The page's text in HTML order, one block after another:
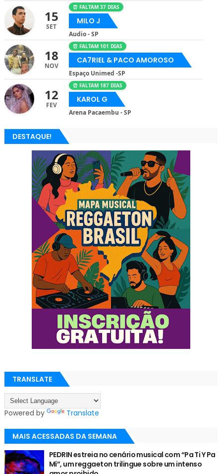
15
SET
⏰ FALTAM 37 DIAS
MILO J
Audio - SP
18
NOV
⏰ FALTAM 101 DIAS
CA7RIEL & PACO AMOROSO
Espaço Unimed -SP
12
FEV
⏰ FALTAM 187 DIAS
KAROL G
Arena Pacaembu - SP
DESTAQUE!
TRANSLATE
Powered by Translate
MAIS ACESSADAS DA SEMANA
PEDRIN estreia no cenário musical com “Pa Ti Y Pa
Mí”, um reggaeton trilingue sobre um intenso